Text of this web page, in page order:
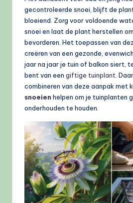
gecontroleerde snoei, blijft de
bloeiend. Zorg voor voldoende
snoei en laat de plant herstellen
bevorderen. Het toepassen van
creëren van een gezonde,
jaar na jaar je tuin of balkon siert,
bent van een giftige tuinplant .
combineren van deze aanpak met
snoeien helpen om je tuinplanten
onderhouden te houden.